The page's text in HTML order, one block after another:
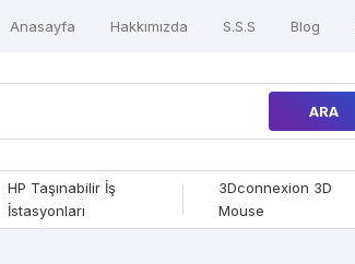
Anasayfa Hakkımızda S.S.S Blog
ARA
HP Taşınabilir İş
İstasyonları
3Dconnexion 3D
Mouse